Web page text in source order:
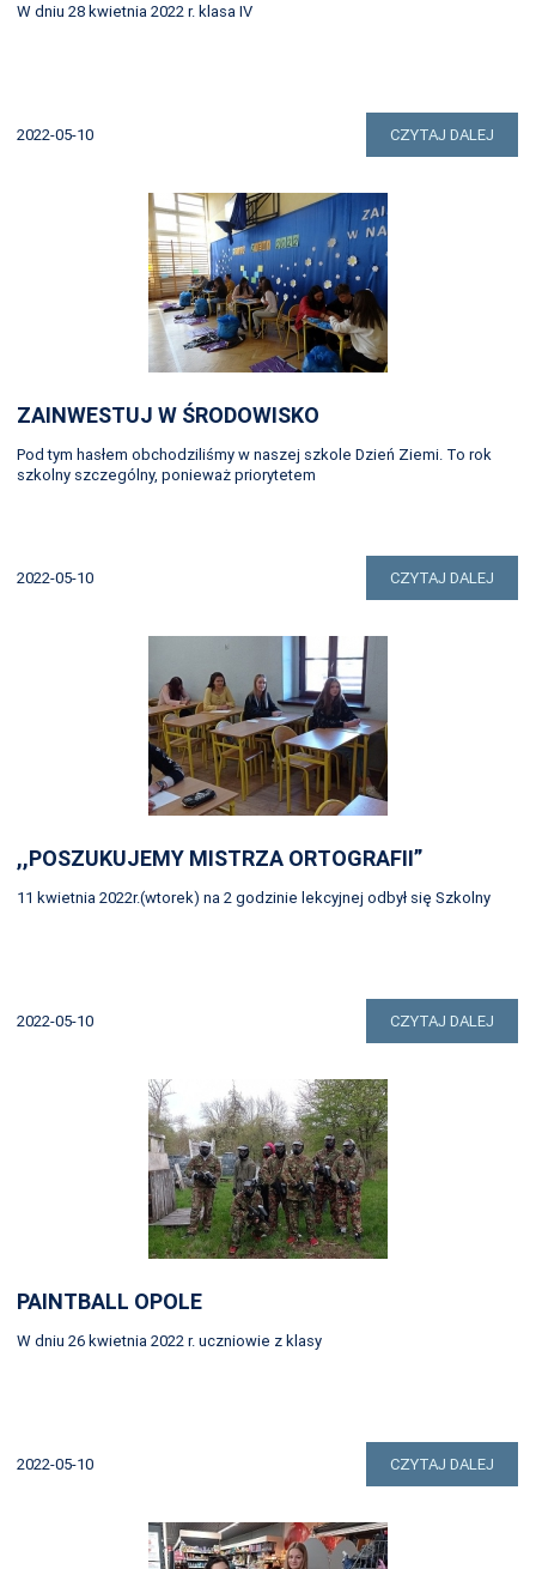
W dniu 28 kwietnia 2022 r. klasa IV
2022-05-10 CZYTAJ DALEJ
ZAINWESTUJ W ŚRODOWISKO
Pod tym hasłem obchodziliśmy w naszej szkole Dzień Ziemi. To rok
szkolny szczególny, ponieważ priorytetem
2022-05-10 CZYTAJ DALEJ
,,POSZUKUJEMY MISTRZA ORTOGRAFII”
11 kwietnia 2022r.(wtorek) na 2 godzinie lekcyjnej odbył się Szkolny
2022-05-10 CZYTAJ DALEJ
PAINTBALL OPOLE
W dniu 26 kwietnia 2022 r. uczniowie z klasy
2022-05-10 CZYTAJ DALEJ